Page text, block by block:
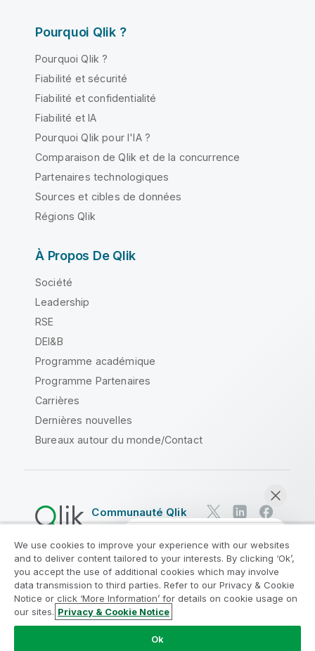
Discuter maintenant
Pourquoi Qlik ?
Pourquoi Qlik ?
Fiabilité et sécurité
Fiabilité et confidentialité
Fiabilité et IA
Pourquoi Qlik pour l'IA ?
Comparaison de Qlik et de la concurrence
Partenaires technologiques
Sources et cibles de données
Régions Qlik
À Propos De Qlik
Société
Leadership
RSE
DEI&B
Programme académique
Programme Partenaires
Carrières
Dernières nouvelles
Bureaux autour du monde/Contact
Communauté Qlik
Contrats juridiques
Conditions d'utilisation des produits
Legal Policies
Conditions légales
Conditions d'utilisation
Marques
Do Not Share My Info
Copyright © 1993-2026 QlikTech International AB. Tous
We use cookies to improve your experience with our websites
and to deliver content tailored to your interests. By clicking ‘Ok’,
you accept the use of additional cookies which may involve
data transmission to third parties. Refer to our Privacy & Cookie
Notice or click ‘More Information’ for details on cookie usage on
our sites. Privacy & Cookie Notice
Ok